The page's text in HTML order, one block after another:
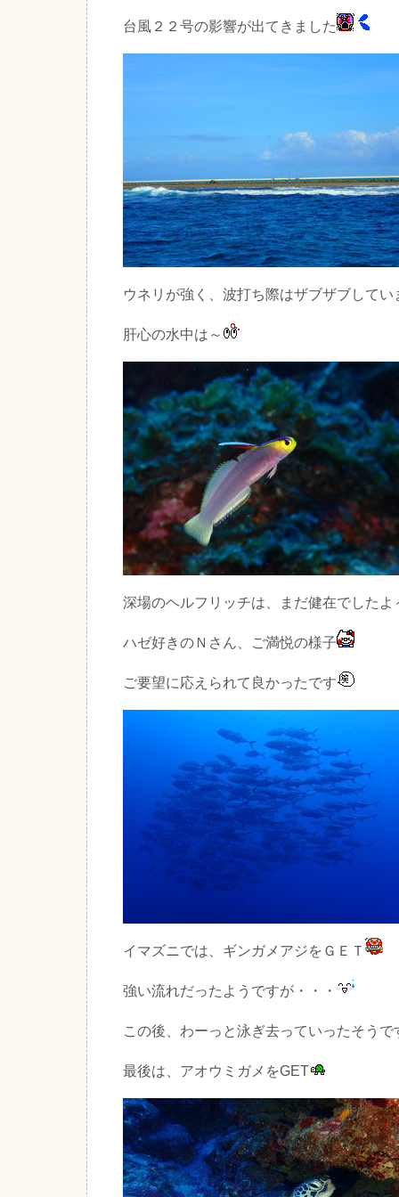
台風２２号の影響が出てきました
ウネリが強く、波打ち際はザブザブしてい
肝心の水中は～
深場のヘルフリッチは、まだ健在でしたよ
ハゼ好きのＮさん、ご満悦の様子
ご要望に応えられて良かったです
イマズニでは、ギンガメアジをＧＥＴ
強い流れだったようですが・・・
この後、わーっと泳ぎ去っていったそうで
最後は、アオウミガメをGET